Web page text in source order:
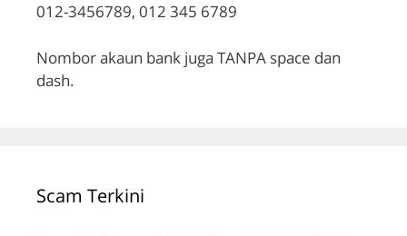
012-3456789, 012 345 6789
Nombor akaun bank juga TANPA space dan
dash.
Scam Terkini